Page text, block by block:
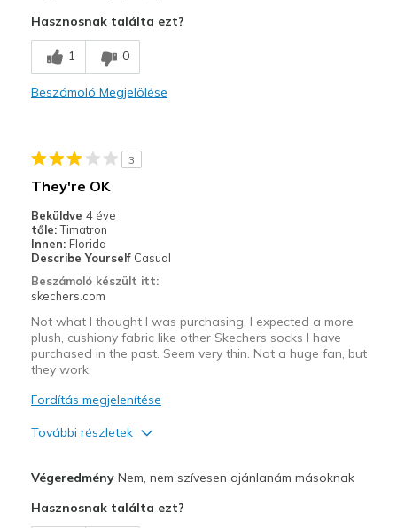
Legjobb használat
Casual Wear
View On Shoes
Shoes are for Wearing
Hasznosnak találta ezt?
1 0
Beszámoló Megjelölése
3
They're OK
Beküldve 4 éve
tőle: Timatron
Innen: Florida
Describe Yourself Casual
Beszámoló készült itt:
skechers.com
Not what I thought I was purchasing. I expected a more
plush, cushiony fabric like other Skechers socks I have
purchased in the past. Seem very thin. Not a huge fan, but
they work.
Fordítás megjelenítése
További részletek
VégeredményNem, nem szívesen ajánlanám másoknak
Hasznosnak találta ezt?